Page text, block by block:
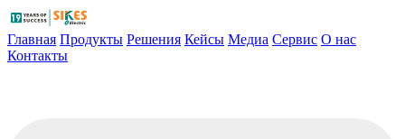
Главная Продукты Решения Кейсы Медиа Сервис О нас
Контакты